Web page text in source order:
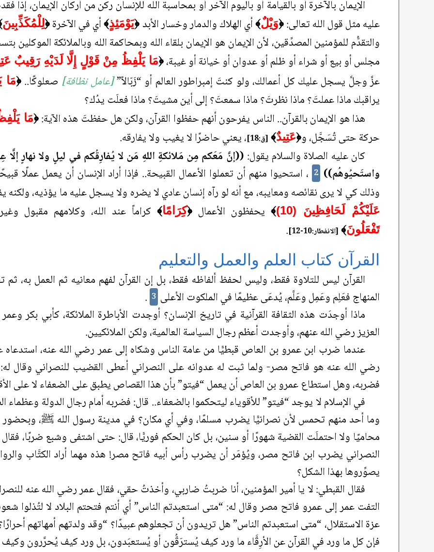
الإيمان بالآخرة أو بالقيامة أو باليوم الآخر أو بمحاسبة الله للإنسان ركن من أركان الإيمان،
عليه مثل قول الله تعالى:﴿وَيْلٌ﴾ أي الهلاك والدمار وخسار الأبد ﴿يَوْمَئِذٍ﴾أي في الآخرة ﴿لِلْمُكَذِّبِينَ
والتقدُّم للمؤمنين المصدِّقين، لأن الإيمان هو الإيمان بلقاء الله وبمحاكمة الله وبالملائكة
مجلس أو بيع أو شراء أو ظلم أو عدوان أو خيانة أو غيبة، ﴿مَا يَلْفِظُ مِنْ قَوْلٍ إِلَّا لَدَيْهِ رَقِيبٌ
عزَّ وجلَّ يسجل عليك كل أعمالك، ولو كنتَ إمبراطور العالم أو “زَبّالاً”[عامل نظافة] صعلوكًا..﴿مَا
يراقبك ماذا عملتَ؟ ماذا نظرتَ؟ ماذا سمعتَ؟ إلى أين مشيتَ؟ ماذا فعلَت يدُك؟
هذا هو الإيمان بالقرآن.. الناس يفرحون أنهم حفظوا القرآن، ولكن هل حفظتَ هذه الآية:﴿مَا
حركة حتى تُسَجَّل، و﴿عَتِيدٌ﴾ [ق:18]
، يعني حاضرًا لا يغيب ولا يفارقه.
كان عليه الصلاة والسلام يقول: ((إنَّ مَعَكم مِن مَلائكةِ اللهِ مَن لا يُفارِقُكم في ليلٍ ولا نهارٍ
واستَحيُوهُم)) 2 ، استحيوا منهم أن تعملوا الأعمال القبيحة.. فإذا أراد الإنسان أن يعمل عملًا
وذلك كي لا يرى نقائصه ومعايبه، مع أنه لو رآه إنسان عادي لا يضره ولا يسجل عليه ما يؤذيه، ولكنه
عَلَيْكُمْ لَحَافِظِينَ (10)
﴾ يحفظون الأعمال ﴿كِرَامًا﴾ كراماً عند الله، وكلامهم مقبول
تَفْعَلُونَ﴾ [الانفطار:10-12] .
القرآن كتاب العلم والعمل والتعليم
القرآن ليس للتلاوة فقط، وليس لحفظ ألفاظه فقط، بل إن القرآن لفهم معانيه ثم العمل به، ثم
المنهاج فعَلِم وعَمِل وعَلَّم، يُدعَى عظيمًا في الملكوت الأعلى 3
.
ماذا أوجدَت هذه الثقافة القرآنية في تاريخ الإنسان؟ أوجدت الأباطرة الملائكة، كأبي بكر
العزيز رضي الله عنهم، وأوجدت أعظم رجال السياسة العالمية، ولكن الملائكيين.
عندما ضرب ابن عمرو بن العاص قبطيًّا من عامة الناس وشكاه إلى عمر رضي الله عنه،
رضي الله عنه هو فاتح مصر- ولما ثبت له عدوانه على النصراني أعطى القضيب للنصراني وقال
فضربه، وهل استطاع عمرو بن العاص أن يعمل “فيتو” بأن هذا القصاص يطبق على الضعفاء لا على
في الإسلام لا يوجد “فيتو” للأقوياء ليتحكموا بالضعفاء.. قال: فضربه أمام رجال الدولة
وما أحد منهم تحمس لأن نصرانيًّا يضرب مسلمًا، وفي أي مكان؟ في مدينة رسول الله ﷺ، وبحضور
محاميًا ولا احتملَت القضية شهورًا أو سنين، بل كان الحكم فوريًّا، قال: حتى اشتفى وشبع ضربًا،
النصراني يضرب ابن فاتح مصر، ويُؤمَر أن يضرب رأس أبيه فاتح مصر! هذه مهما أراد الكتَّاب
يصوِّروها بهذا الشكل؟
فقال القبطي: لا يا أمير المؤمنين، أنا ضربتُ ضاربي، وأخذتُ حقي، فقال عمر رضي الله عنه
التفت عمر إلى عمرو فاتح مصر وقال له: “متى استعبدتم الناس” أي أنتم فتحتم البلاد لا لتُذلوا
عزة الاستقلال، “متى استعبدتم الناس” هل تريدون أن تجعلوهم عبيدًا؟ “وقد ولدتهم أمهاتهم
فإن كل ما ورد في القرآن عن الأرِقَّاء ما ورد كيف يُسترَقُّون أو يُستعبَدون، بل ورد كيف يُحرَّرون